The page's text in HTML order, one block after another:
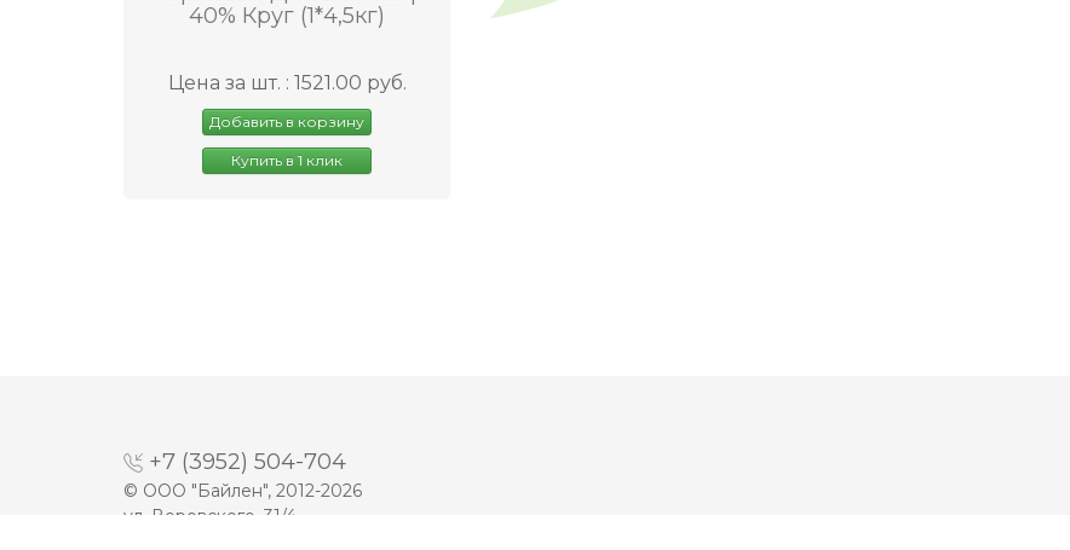
40% Круг (1*4,5кг)
Цена за шт. : 1521.00 руб.
Добавить в корзину
Купить в 1 клик
+7 (3952) 504-704
© ООО "Байлен", 2012-2026
ул. Воровского, 31/4